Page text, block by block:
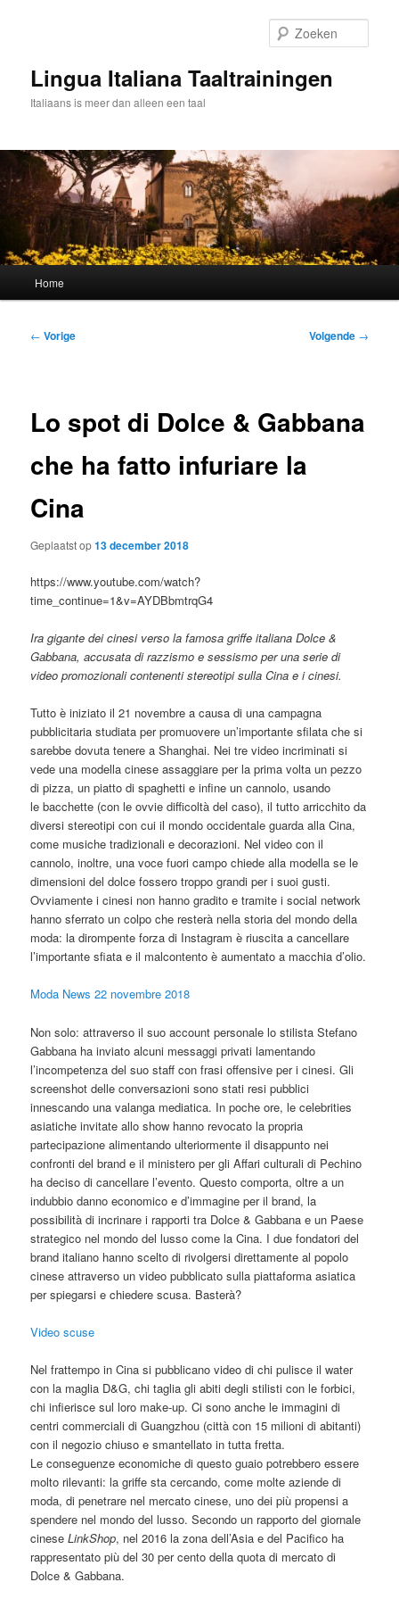
inhoudLingua Italiana Taaltrainingen
Italiaans is meer dan alleen een taal
Home
Bericht
← Vorige Volgende →
Lo spot di Dolce & Gabbana
che ha fatto infuriare la
Cina
Geplaatst op13 december 2018
https://www.youtube.com/watch?
time_continue=1&v=AYDBbmtrqG4
Ira gigante dei cinesi verso la famosa griffeitaliana Dolce &
Gabbana, accusata di razzismo e sessismo per una serie di
video promozionali contenenti stereotipi sulla Cina e i cinesi.
Tutto è iniziato il 21 novembre a causa di una campagna
pubblicitaria studiata per promuovere un’importante sfilata che si
sarebbe dovuta tenere a Shanghai. Nei tre video incriminati si
vede una modella cinese assaggiare per la prima volta un pezzo
di pizza, un piatto di spaghetti e infine un cannolo, usando
le bacchette (con le ovvie difficoltà del caso), il tutto arricchito da
diversi stereotipi con cui il mondo occidentale guarda alla Cina,
come musiche tradizionali e decorazioni. Nel video con il
cannolo, inoltre, una voce fuori campo chiede alla modella se le
dimensioni del dolce fossero troppo grandi per i suoi gusti.
Ovviamente i cinesi non hanno gradito e tramite i social network
hanno sferrato un colpo che resterà nella storia del mondo della
moda: la dirompente forza di Instagram è riuscita a cancellare
l’importante sfiata e il malcontento è aumentato a macchia d’olio.
Moda News 22 novembre 2018
Non solo: attraverso il suo account personale lo stilista Stefano
Gabbana ha inviato alcuni messaggi privati lamentando
l’incompetenza del suo staff con frasi offensive per i cinesi. Gli
screenshot delle conversazioni sono stati resi pubblici
innescando una valanga mediatica. In poche ore, le celebrities
asiatiche invitate allo show hanno revocato la propria
partecipazione alimentando ulteriormente il disappunto nei
confronti del brand e il ministero per gli Affari culturali di Pechino
ha deciso di cancellare l’evento. Questo comporta, oltre a un
indubbio danno economico e d’immagine per il brand, la
possibilità di incrinare i rapporti tra Dolce & Gabbana e un Paese
strategico nel mondo del lusso come la Cina. I due fondatori del
branditaliano hanno scelto di rivolgersi direttamente al popolo
cinese attraverso un video pubblicato sulla piattaforma asiatica
per spiegarsi e chiedere scusa. Basterà?
Video scuse
Nel frattempo in Cina si pubblicano video di chi pulisce il water
con la maglia D&G, chi taglia gli abiti degli stilisti con le forbici,
chi infierisce sul loro make-up. Ci sono anche le immagini di
centri commerciali di Guangzhou (città con 15 milioni di abitanti)
con il negozio chiuso e smantellato in tutta fretta.
Le conseguenze economiche di questo guaio potrebbero essere
molto rilevanti: la griffe sta cercando, come molte aziende di
moda, di penetrare nel mercato cinese, uno dei più propensi a
spendere nel mondo del lusso. Secondo un rapporto del giornale
cineseLinkShop, nel 2016 la zona dell’Asia e del Pacifico ha
rappresentato più del 30 per cento della quota di mercato di
Dolce & Gabbana.